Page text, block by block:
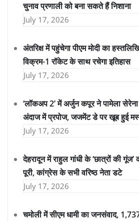
चुनाव प्रणाली को बना सकते हैं निशाना
July 17, 2026
अंतरिक्ष में पहुंचेगा पीएम मोदी का
विक्रम-1 रॉकेट के साथ रचेगा इतिहास
July 17, 2026
‘लॉकअप 2’ में अर्जुन कपूर ने पामेला
अंदाज में प्रपोज, जजमेंट डे पर खूब हुई
July 17, 2026
देहरादून में राहुल गांधी के ‘छात्रों की गूंज’
पूरी, कांग्रेस के सभी वरिष्ठ नेता डटे
July 17, 2026
चमोली में सीएम धामी का जनसंवाद,